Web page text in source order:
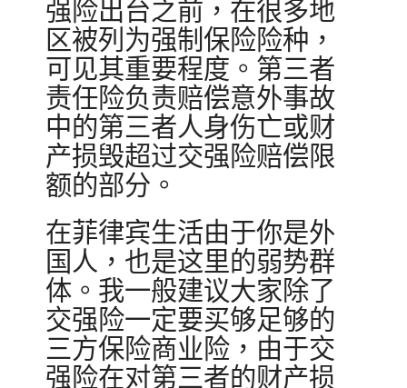
强险出台之前，在很多地
区被列为强制保险险种，
可见其重要程度。第三者
责任险负责赔偿意外事故
中的第三者人身伤亡或财
产损毁超过交强险赔偿限
额的部分。
在菲律宾生活由于你是外
国人，也是这里的弱势群
体。我一般建议大家除了
交强险一定要买够足够的
三方保险商业险，由于交
强险在对第三者的财产损